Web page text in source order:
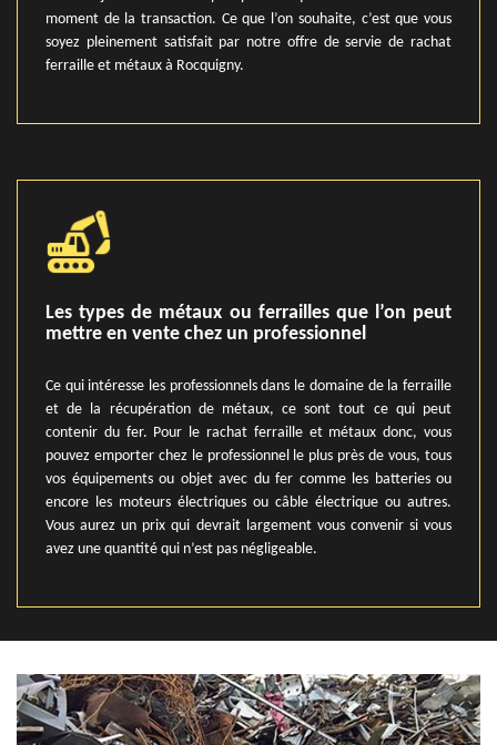
moment de la transaction. Ce que l’on souhaite, c’est que vous
soyez pleinement satisfait par notre offre de servie de rachat
ferraille et métaux à Rocquigny.
Les types de métaux ou ferrailles que l’on peut
mettre en vente chez un professionnel
Ce qui intéresse les professionnels dans le domaine de la ferraille
et de la récupération de métaux, ce sont tout ce qui peut
contenir du fer. Pour le rachat ferraille et métaux donc, vous
pouvez emporter chez le professionnel le plus près de vous, tous
vos équipements ou objet avec du fer comme les batteries ou
encore les moteurs électriques ou câble électrique ou autres.
Vous aurez un prix qui devrait largement vous convenir si vous
avez une quantité qui n’est pas négligeable.